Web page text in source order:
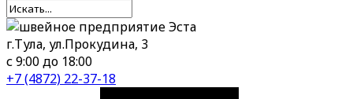
г.Тула, ул.Прокудина, 3
с 9:00 до 18:00
+7 (4872) 22-37-18